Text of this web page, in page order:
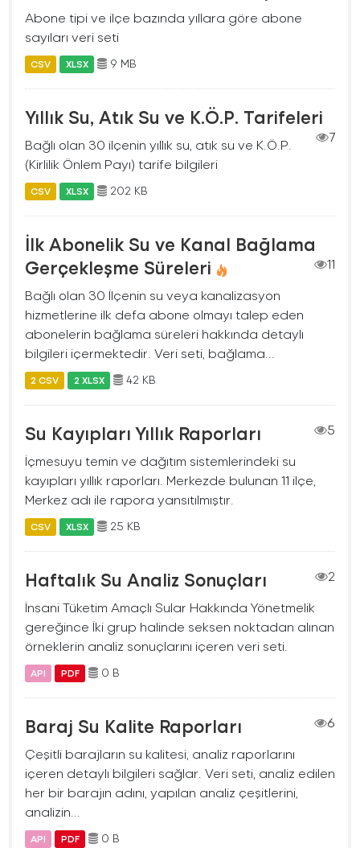
Abone tipi ve ilçe bazında yıllara göre abone
sayıları veri seti
CSV XLSX 9 MB
Yıllık Su, Atık Su ve K.Ö.P. Tarifeleri
7
Bağlı olan 30 ilçenin yıllık su, atık su ve K.Ö.P.
(Kirlilik Önlem Payı) tarife bilgileri
CSV XLSX 202 KB
İlk Abonelik Su ve Kanal Bağlama
Gerçekleşme Süreleri
11
Bağlı olan 30 İlçenin su veya kanalizasyon
hizmetlerine ilk defa abone olmayı talep eden
abonelerin bağlama süreleri hakkında detaylı
bilgileri içermektedir. Veri seti, bağlama...
2 CSV 2 XLSX 42 KB
Su Kayıpları Yıllık Raporları
5
İçmesuyu temin ve dağıtım sistemlerindeki su
kayıpları yıllık raporları. Merkezde bulunan 11 ilçe,
Merkez adı ile rapora yansıtılmıştır.
CSV XLSX 25 KB
Haftalık Su Analiz Sonuçları
2
İnsani Tüketim Amaçlı Sular Hakkında Yönetmelik
gereğince İki grup halinde seksen noktadan alınan
örneklerin analiz sonuçlarını içeren veri seti.
API PDF 0 B
Baraj Su Kalite Raporları
6
Çeşitli barajların su kalitesi, analiz raporlarını
içeren detaylı bilgileri sağlar. Veri seti, analiz edilen
her bir barajın adını, yapılan analiz çeşitlerini,
analizin...
API PDF 0 B